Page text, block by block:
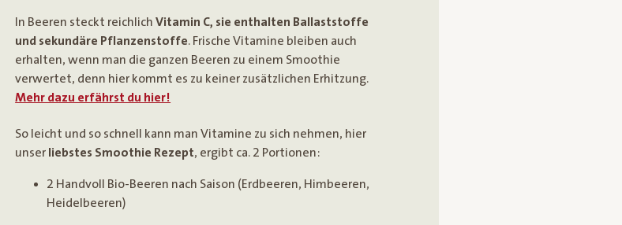
In Beeren steckt reichlichVitamin C, sie enthalten Ballaststoffe
und sekundäre Pflanzenstoffe. Frische Vitamine bleiben auch
erhalten, wenn man die ganzen Beeren zu einem Smoothie
verwertet, denn hier kommt es zu keiner zusätzlichen Erhitzung.
Mehr dazu erfährst du hier!
So leicht und so schnell kann man Vitamine zu sich nehmen, hier
unser liebstes Smoothie Rezept, ergibt ca. 2 Portionen:
2 Handvoll Bio-Beeren nach Saison (Erdbeeren, Himbeeren,
Heidelbeeren)